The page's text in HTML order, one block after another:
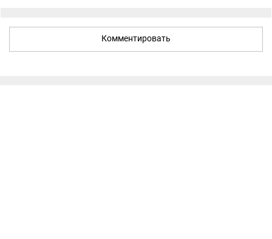
Комментировать